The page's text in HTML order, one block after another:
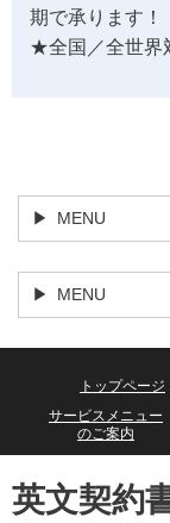
期で承ります！
★全国／全世界
MENU
MENU
トップページ
サービスメニュー
のご案内
英文契約